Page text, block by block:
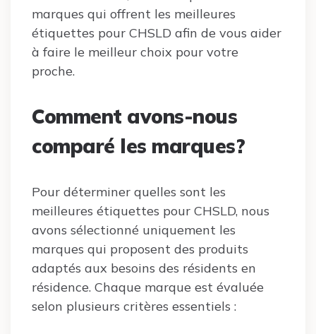
marques qui offrent les meilleures
étiquettes pour CHSLD afin de vous aider
à faire le meilleur choix pour votre
proche.
Comment avons-nous
comparé les marques?
Pour déterminer quelles sont les
meilleures étiquettes pour CHSLD, nous
avons sélectionné uniquement les
marques qui proposent des produits
adaptés aux besoins des résidents en
résidence. Chaque marque est évaluée
selon plusieurs critères essentiels :